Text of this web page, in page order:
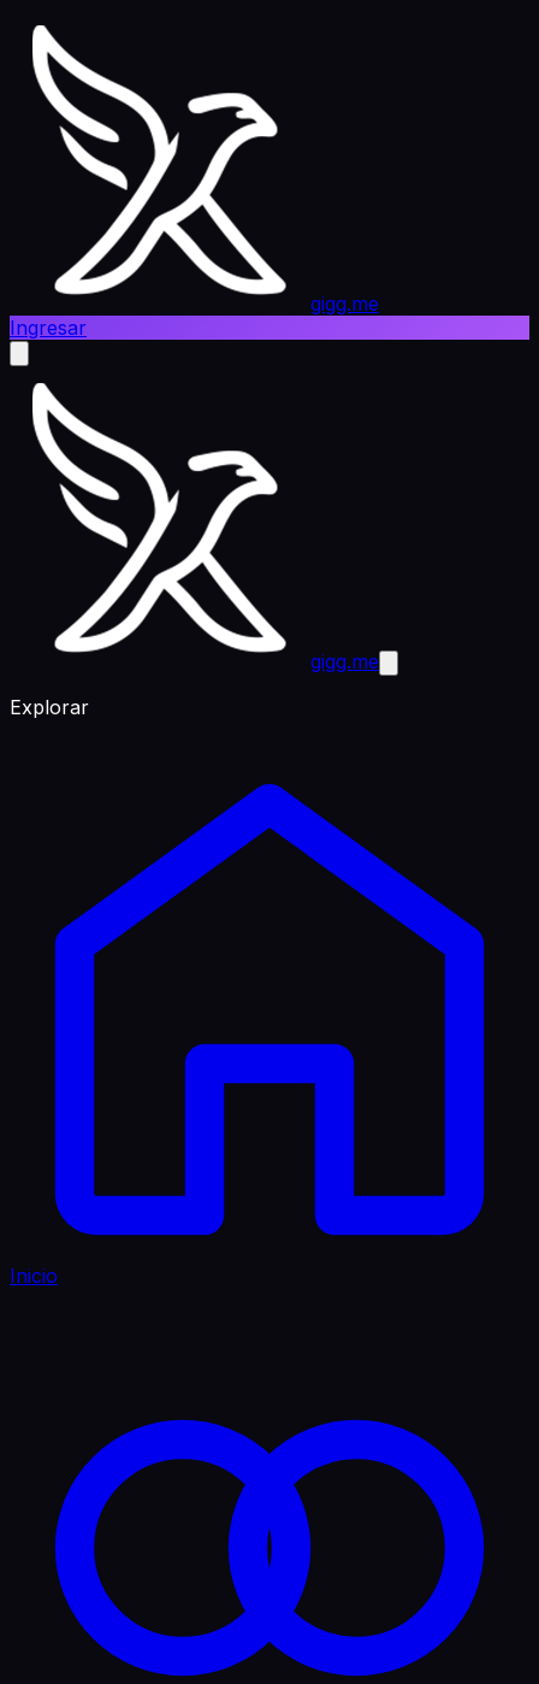
gigg.me
Ingresar
gigg.me
Explorar
Inicio